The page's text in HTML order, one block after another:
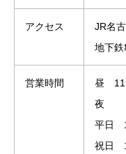
アクセス
JR名
地下
営業時間
昼
夜
平日
祝日